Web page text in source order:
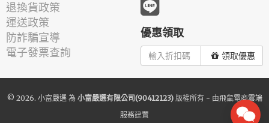
退換貨政策
運送政策
防詐騙宣導
電子發票查詢
優惠領取
領取優惠
© 2026. 小富嚴選為 小富嚴選有限公司(90412123)版權所有 - 由飛鼠電商雲端
服務建置